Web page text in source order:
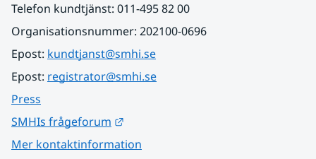
Telefon kundtjänst: 011-495 82 00
Organisationsnummer: 202100-0696
Epost: kundtjanst@smhi.se
Epost: registrator@smhi.se
Press
SMHIs frågeforum
Mer kontaktinformation